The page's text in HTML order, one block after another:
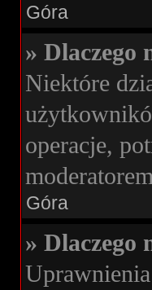
Góra
» Dlaczego
Niektóre
operacje,
Góra
» Dlaczego